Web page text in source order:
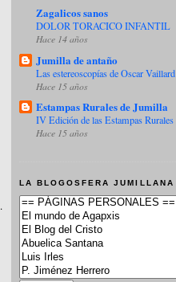
.
Zagalicos sanos
DOLOR TORACICO INFANTIL
Hace 14 años
Jumilla de antaño
Las estereoscopías de Oscar Vaillard
Hace 15 años
Estampas Rurales de Jumilla
IV Edición de las Estampas Rurales
Hace 15 años
LA BLOGOSFERA JUMILLANA